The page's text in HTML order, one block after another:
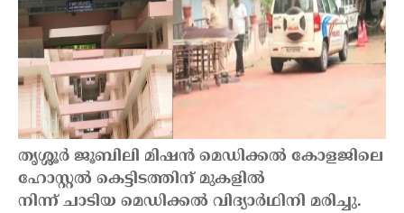
തൃശ്ശൂർ ജൂബിലി മിഷൻ മെഡിക്കൽ കോളജിലെ
ഹോസ്റ്റൽ കെട്ടിടത്തിന് മുകളിൽ
നിന്ന് ചാടിയ മെഡിക്കൽ വിദ്യാർഥിനി മരിച്ചു.